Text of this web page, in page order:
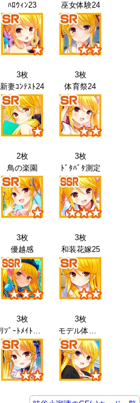
ﾊﾛｳｨﾝ23
巫女体験24
3枚
新妻ｺﾝﾃｽﾄ24
3枚
体育祭24
2枚
鳥の楽園
3枚
ﾄﾞﾀﾊﾞﾀ測定
3枚
優越感
3枚
和装花嫁25
3枚
ﾘｿﾞｰﾄﾒｲﾄﾞ26
3枚
モデル体験26